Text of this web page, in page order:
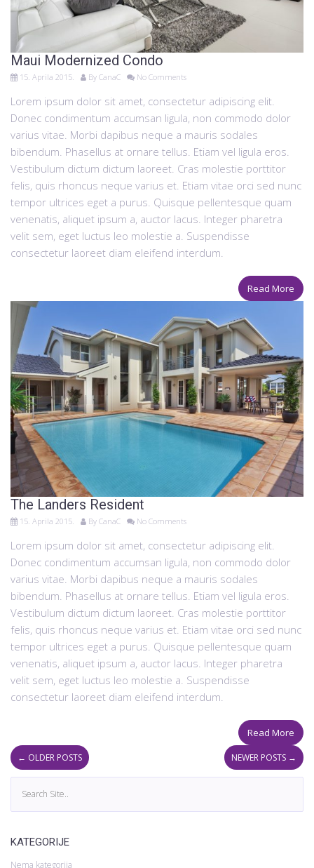
Maui Modernized Condo
15. Aprila 2015. By CanaC No Comments
Lorem ipsum dolor sit amet, consectetur adipiscing elit.
Donec condimentum accumsan ligula, non commodo dolor
varius vitae. Morbi dapibus neque a mauris sodales
bibendum. Phasellus at ornare tellus. Etiam vel ligula eros.
Vestibulum dictum dictum laoreet. Cras molestie porttitor
felis, quis rhoncus neque varius et. Etiam vitae orci sed nunc
tempor ultrices eget a purus. Quisque pellentesque quam
venenatis, aliquet ipsum a, auctor lacus. Integer pharetra
velit sem, eget luctus leo molestie a. Suspendisse
consectetur laoreet diam eleifend interdum.
Read More
The Landers Resident
15. Aprila 2015. By CanaC No Comments
Lorem ipsum dolor sit amet, consectetur adipiscing elit.
Donec condimentum accumsan ligula, non commodo dolor
varius vitae. Morbi dapibus neque a mauris sodales
bibendum. Phasellus at ornare tellus. Etiam vel ligula eros.
Vestibulum dictum dictum laoreet. Cras molestie porttitor
felis, quis rhoncus neque varius et. Etiam vitae orci sed nunc
tempor ultrices eget a purus. Quisque pellentesque quam
venenatis, aliquet ipsum a, auctor lacus. Integer pharetra
velit sem, eget luctus leo molestie a. Suspendisse
consectetur laoreet diam eleifend interdum.
Read More
← OLDER POSTS NEWER POSTS →
KATEGORIJE
Nema kategorija